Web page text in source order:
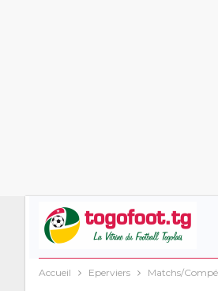
Accueil Eperviers Matchs/